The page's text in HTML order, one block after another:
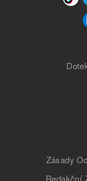
Zásady
Redakční